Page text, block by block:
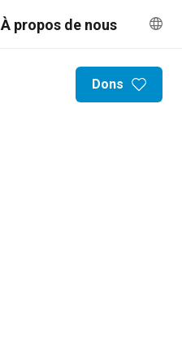
À propos de nous
Dons